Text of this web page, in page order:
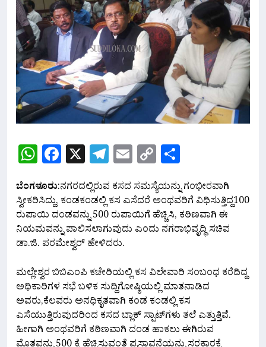
WhatsApp
Facebook
X Telegram
Email
Copy
Link
ಬೆಂಗಳೂರು:ನಗರದಲ್ಲಿರುವ ಕಸದ ಸಮಸ್ಯೆಯನ್ನು ಗಂಭೀರವಾಗಿ
ಸ್ವೀಕರಿಸಿದ್ದು, ಕಂಡಕಂಡಲ್ಲಿ ಕಸ ಎಸೆದರೆ ಅಂಥವರಿಗೆ ವಿಧಿಸುತ್ತಿದ್ದ100
ರುಪಾಯಿ ದಂಡವನ್ನು 500 ರುಪಾಯಿಗೆ ಹೆಚ್ಚಿಸಿ, ಕಠಿಣವಾಗಿ ಈ
ನಿಯಮವನ್ನು ಪಾಲಿಸಲಾಗುವುದು ಎಂದು ನಗರಾಭಿವೃದ್ಧಿ ಸಚಿವ
ಡಾ.ಜಿ.‌ ಪರಮೇಶ್ವರ್ ಹೇಳಿದರು.
ಮಲ್ಲೇಶ್ವರ ಬಿಬಿಎಂಪಿ ಕಚೇರಿಯಲ್ಲಿ ಕಸ ವಿಲೇವಾರಿ ಸಂಬಂಧ ಕರೆದಿದ್ದ
ಅಧಿಕಾರಿಗಳ ಸಭೆ ಬಳಿಕ‌ ಸುದ್ದಿಗೋಷ್ಠಿಯಲ್ಲಿ ಮಾತನಾಡಿದ
ಅವರು,ಕೆಲವರು ಅನಧಿಕೃತವಾಗಿ ಕಂಡ ಕಂಡಲ್ಲಿ‌ ಕಸ‌
ಎಸೆಯುತ್ತಿರುವುದರಿಂದ ಕಸದ ಬ್ಲಾಕ್ ಸ್ಪಾಟ್‌ಗಳು ತಲೆ ಎತ್ತುತ್ತಿವೆ.
ಹೀಗಾಗಿ ಅಂಥವರಿಗೆ ಕಠಿಣವಾಗಿ ದಂಡ ಹಾಕಲು‌ ಈಗಿರುವ